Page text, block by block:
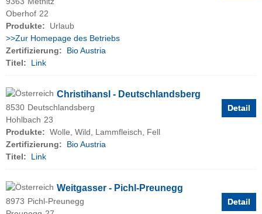
Oberhof 22
Produkte:
Urlaub
>>Zur Homepage des Betriebs
Zertifizierung:
Bio Austria
Titel:
Link
Detail
Christihansl - Deutschlandsberg
8530 Deutschlandsberg
Hohlbach 23
Produkte: Wolle, Wild, Lammfleisch, Fell
Zertifizierung:
Bio Austria
Titel:
Link
Detail
Weitgasser - Pichl-Preunegg
8973 Pichl-Preunegg